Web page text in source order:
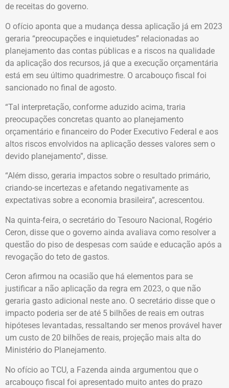
de receitas do governo.
O ofício aponta que a mudança dessa aplicação já em 2023
geraria “preocupações e inquietudes” relacionadas ao
planejamento das contas públicas e a riscos na qualidade
da aplicação dos recursos, já que a execução orçamentária
está em seu último quadrimestre. O arcabouço fiscal foi
sancionado no final de agosto.
“Tal interpretação, conforme aduzido acima, traria
preocupações concretas quanto ao planejamento
orçamentário e financeiro do Poder Executivo Federal e aos
altos riscos envolvidos na aplicação desses valores sem o
devido planejamento”, disse.
“Além disso, geraria impactos sobre o resultado primário,
criando-se incertezas e afetando negativamente as
expectativas sobre a economia brasileira”, acrescentou.
Na quinta-feira, o secretário do Tesouro Nacional, Rogério
Ceron, disse que o governo ainda avaliava como resolver a
questão do piso de despesas com saúde e educação após a
revogação do teto de gastos.
Ceron afirmou na ocasião que há elementos para se
justificar a não aplicação da regra em 2023, o que não
geraria gasto adicional neste ano. O secretário disse que o
impacto poderia ser de até 5 bilhões de reais em outras
hipóteses levantadas, ressaltando ser menos provável haver
um custo de 20 bilhões de reais, projeção mais alta do
Ministério do Planejamento.
No ofício ao TCU, a Fazenda ainda argumentou que o
arcabouço fiscal foi apresentado muito antes do prazo